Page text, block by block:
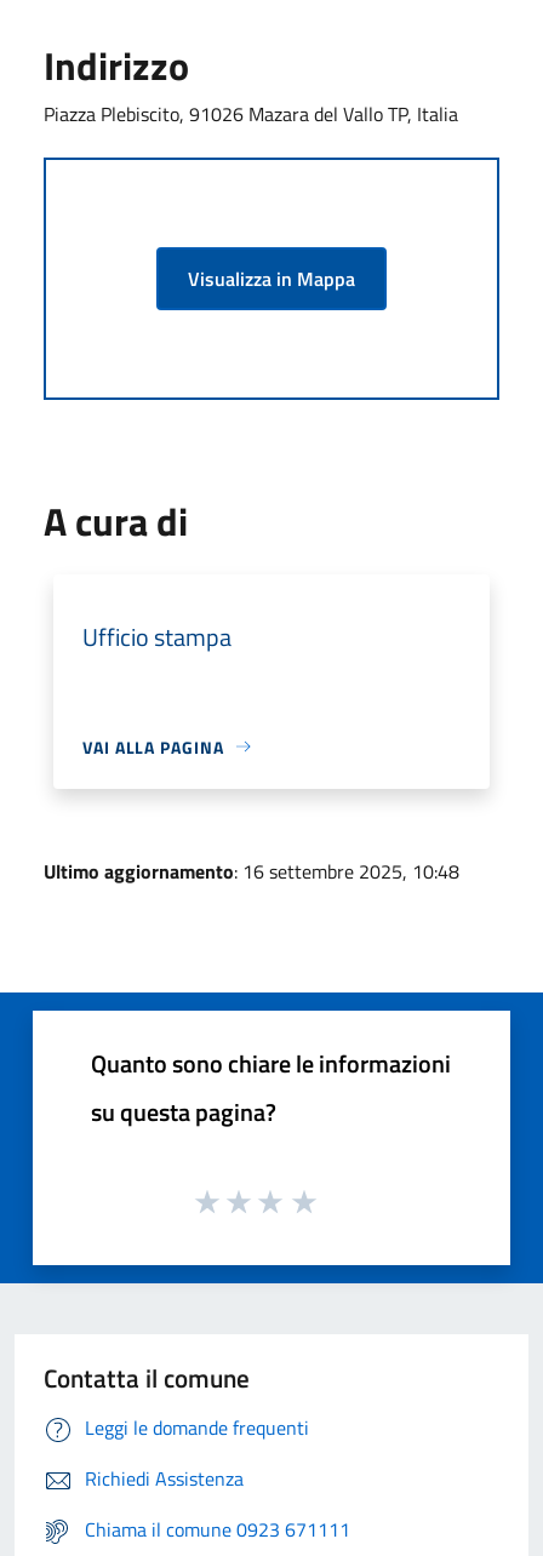
Indirizzo
Piazza Plebiscito, 91026 Mazara del Vallo TP, Italia
Visualizza in Mappa
A cura di
Ufficio stampa
VAI ALLA PAGINA
Ultimo aggiornamento: 16 settembre 2025, 10:48
Quanto sono chiare le informazioni
su questa pagina?
Contatta il comune
Leggi le domande frequenti
Richiedi Assistenza
Chiama il comune 0923 671111